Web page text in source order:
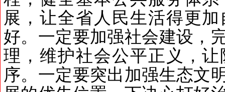
展，让全省人民生活得更
好。一定要加强社会建设，
理，维护社会公平正义，
序。一定要突出加强生态文